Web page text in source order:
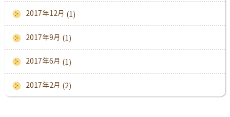
2017年12月 (1)
2017年9月 (1)
2017年6月 (1)
2017年2月 (2)